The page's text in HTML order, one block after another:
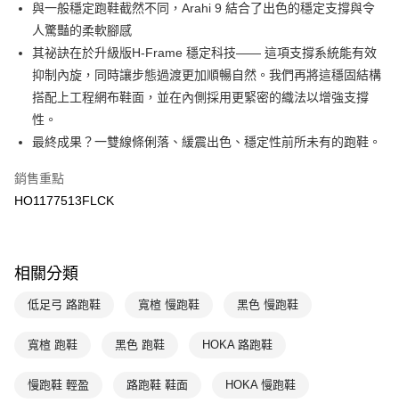
宅配-本島
每筆NT$100，滿NT$1,500(含以上)免運費
與一般穩定跑鞋截然不同，Arahi 9 結合了出色的穩定支撐與令
人驚豔的柔軟腳感
其祕訣在於升級版H-Frame 穩定科技—— 這項支撐系統能有效
抑制內旋，同時讓步態過渡更加順暢自然。我們再將這穩固結構
搭配上工程網布鞋面，並在內側採用更緊密的織法以增強支撐
性。
最終成果？一雙線條俐落、緩震出色、穩定性前所未有的跑鞋。
銷售重點
HO1177513FLCK
相關分類
低足弓 路跑鞋 寬楦 慢跑鞋 黑色 慢跑鞋
寬楦 跑鞋 黑色 跑鞋 HOKA 路跑鞋
慢跑鞋 輕盈 路跑鞋 鞋面 HOKA 慢跑鞋